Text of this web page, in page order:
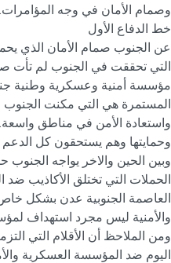
وصمام الأمان في وجه المؤامرات..
خط الدفاع الأول
عن الجنوب صمام الأمان الذي
التي تحققت في الجنوب لم تأت
مؤسسة أمنية وعسكرية وطنية
المستمرة هي التي مكنت الجنوب
واستعادة الأمن في مناطق واسعة.
وحمايتها وهم يستحقون كل الدعم
وبين الحين والاخر يواجه الجنوب
الحملات التي تختلق الأكاذيب
العاصمة الجنوبية عدن بشكل
والأمنية ليس مجرد استهداف
ومن الملاحظ أن الأقلام التي
اليوم ضد المؤسسة العسكرية